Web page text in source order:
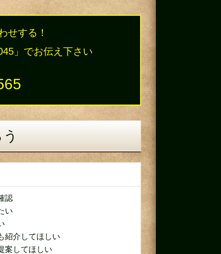
せする！
」でお伝え下さい
認
い
紹介してほしい
案してほしい